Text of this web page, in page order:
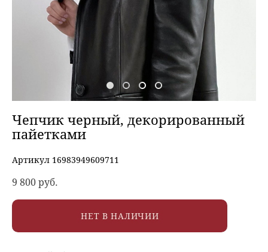
Чепчик черный, декорированный
пайетками
Артикул 16983949609711
9 800 pуб.
НЕТ В НАЛИЧИИ